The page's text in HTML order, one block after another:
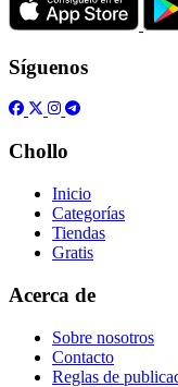
Síguenos
Chollo
Inicio
Categorías
Tiendas
Gratis
Acerca de
Sobre nosotros
Contacto
Reglas de